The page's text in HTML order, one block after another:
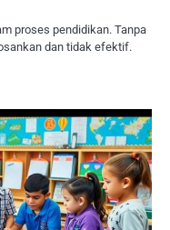
proses pendidikan. Tanpa
dan tidak efektif.